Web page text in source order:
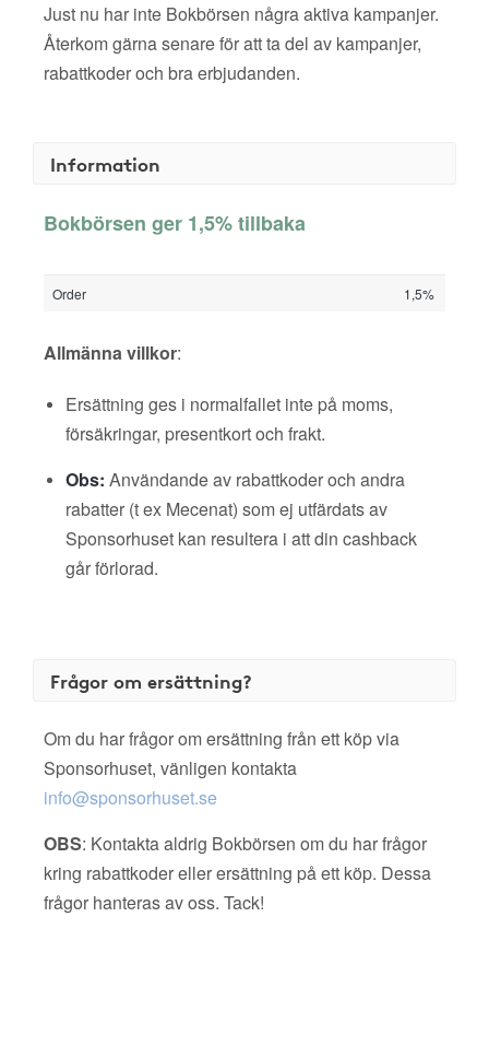
Just nu har inte Bokbörsen några aktiva kampanjer.
Återkom gärna senare för att ta del av kampanjer,
rabattkoder och bra erbjudanden.
Information
Bokbörsen ger 1,5% tillbaka
Order 1,5%
Allmänna villkor:
Ersättning ges i normalfallet inte på moms,
försäkringar, presentkort och frakt.
Obs: Användande av rabattkoder och andra
rabatter (t ex Mecenat) som ej utfärdats av
Sponsorhuset kan resultera i att din cashback
går förlorad.
Frågor om ersättning?
Om du har frågor om ersättning från ett köp via
Sponsorhuset, vänligen kontakta
info@sponsorhuset.se
OBS: Kontakta aldrig Bokbörsen om du har frågor
kring rabattkoder eller ersättning på ett köp. Dessa
frågor hanteras av oss. Tack!